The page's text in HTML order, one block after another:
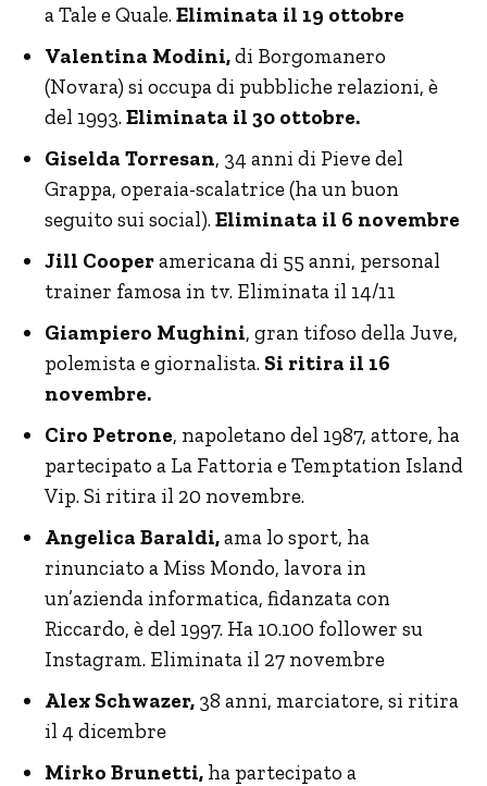
a Tale e Quale.Eliminata il 19 ottobre
Valentina Modini,di Borgomanero
(Novara) si occupa di pubbliche relazioni, è
del 1993.Eliminata il 30 ottobre.
Giselda Torresan, 34 anni di Pieve del
Grappa, operaia-scalatrice (ha un buon
seguito sui social).Eliminata il 6 novembre
Jill Cooperamericana di 55 anni, personal
trainer famosa in tv. Eliminata il 14/11
Giampiero Mughini, gran tifoso della Juve,
polemista e giornalista. Si ritira il 16
novembre.
Ciro Petrone, napoletano del 1987, attore, ha
partecipato a La Fattoria e Temptation Island
Vip. Si ritira il 20 novembre.
Angelica Baraldi,ama lo sport, ha
rinunciato a Miss Mondo, lavora in
un’azienda informatica, fidanzata con
Riccardo, è del 1997. Ha 10.100 follower su
Instagram. Eliminata il 27 novembre
Alex Schwazer, 38 anni, marciatore, si ritira
il 4 dicembre
Mirko Brunetti, ha partecipato a